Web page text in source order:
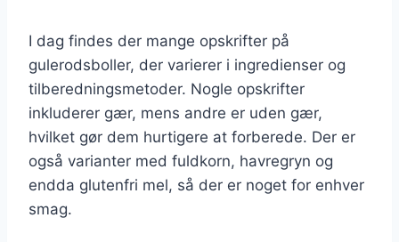
I dag findes der mange opskrifter på
gulerodsboller, der varierer i ingredienser og
tilberedningsmetoder. Nogle opskrifter
inkluderer gær, mens andre er uden gær,
hvilket gør dem hurtigere at forberede. Der er
også varianter med fuldkorn, havregryn og
endda glutenfri mel, så der er noget for enhver
smag.